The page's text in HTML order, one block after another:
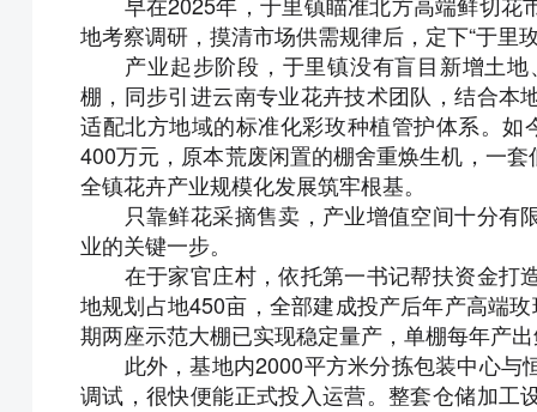
地考察调研，摸清市场供需规律后，定下“于
产业起步阶段，于里镇没有盲目新增土地
棚，同步引进云南专业花卉技术团队，结合本
适配北方地域的标准化彩玫种植管护体系。
400万元，原本荒废闲置的棚舍重焕生机，一
全镇花卉产业规模化发展筑牢根基。
只靠鲜花采摘售卖，产业增值空间十分有
业的关键一步。
在于家官庄村，依托第一书记帮扶资金打
地规划占地450亩，全部建成投产后年产高端
期两座示范大棚已实现稳定量产，单棚每年产
此外，基地内2000平方米分拣包装中心与
调试，很快便能正式投入运营。整套仓储加工